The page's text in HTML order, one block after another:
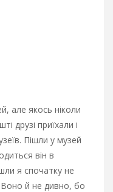
але якось ніколи
друзі приїхали і
Пішли у музей
він в
я спочатку не
Воно й не дивно, бо